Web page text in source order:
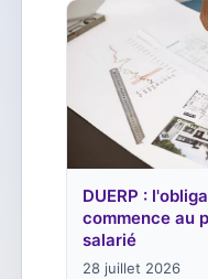
DUERP :
commence au
salarié
28 juillet 2026